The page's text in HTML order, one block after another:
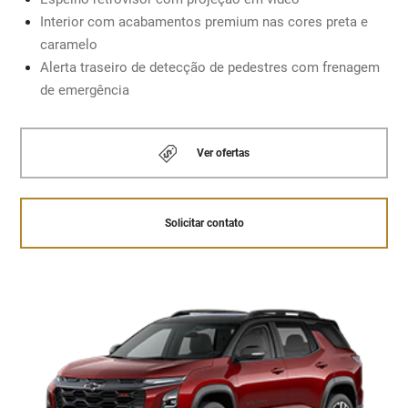
Chevrolet MyLink
central multimídia com tela de 11.3”sensível ao
MOTOR 1.5 TURBO COM INJEÇÃO DIRETA
Interior com acabamentos premium nas cores preta e
caramelo
Alerta traseiro de detecção de pedestres com frenagem
de emergência
Ver ofertas
Solicitar contato